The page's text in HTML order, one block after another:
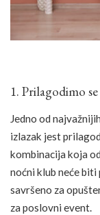
1. Prilagodimo
Jedno od
izlazak jest
kombinacija koja
noćni klub neće
savršeno za
za poslovni event.